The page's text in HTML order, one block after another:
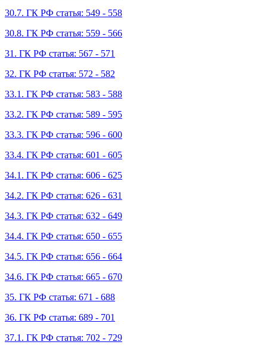
30.7. ГК РФ статья: 549 - 558
30.8. ГК РФ статья: 559 - 566
31. ГК РФ статья: 567 - 571
32. ГК РФ статья: 572 - 582
33.1. ГК РФ статья: 583 - 588
33.2. ГК РФ статья: 589 - 595
33.3. ГК РФ статья: 596 - 600
33.4. ГК РФ статья: 601 - 605
34.1. ГК РФ статья: 606 - 625
34.2. ГК РФ статья: 626 - 631
34.3. ГК РФ статья: 632 - 649
34.4. ГК РФ статья: 650 - 655
34.5. ГК РФ статья: 656 - 664
34.6. ГК РФ статья: 665 - 670
35. ГК РФ статья: 671 - 688
36. ГК РФ статья: 689 - 701
37.1. ГК РФ статья: 702 - 729